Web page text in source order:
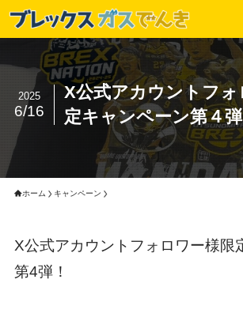
X公式アカウントフォ
定キャンペーン第４弾
2025
6/16
ホーム キャンペーン
X公式アカウントフォロワー様限
第4弾！